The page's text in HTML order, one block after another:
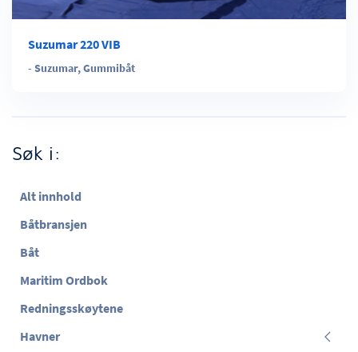
Suzumar 220 VIB
- Suzumar,Gummibåt
Søk i:
Alt innhold
Båtbransjen
Båt
Maritim Ordbok
Redningsskøytene
Havner